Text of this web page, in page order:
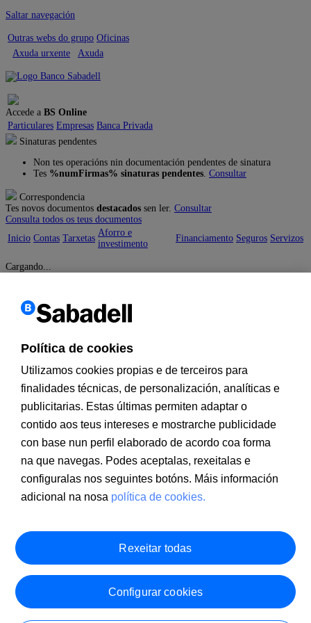
Saltar navegación
Outras webs do grupo Oficinas
Axuda urxente
Axuda
Accede a BS Online
Particulares Empresas Banca Privada
Sinaturas pendentes
Non tes operacións nin documentación pendentes de sinatura
Tes %numFirmas% sinaturas pendentes. Consultar
Correspondencia
Tes novos documentos destacados sen ler. Consultar
Consulta todos os teus documentos
Inicio Contas Tarxetas
Aforro e
investimento
Financiamento Seguros Servizos
Cargando...
Inicio
Posición global
Saldo e movementos
Transferencias
Ficheiros
Pagamento impostos estatais (AEAT)
Correspondencia
Xestión Discrecional de Carteiras
Ver todas as operativas
Brexit - Transferencias destino Reino Unido
Con data 1 de xaneiro de 2021 o Reino Unido pasa a ser considerado un
país alleo ao Espazo Económico Europeo. As transferencias con destino a
entidades financeiras do Reino Unido deberán conter o nome correcto do
cliente beneficiario, co fin de evitar o seu rexeitamento.
Calcule o seu
de xeito inmediato
Canal Negocios
Política de cookies
Utilizamos cookies propias e de terceiros para
finalidades técnicas, de personalización, analíticas e
publicitarias. Estas últimas permiten adaptar o
contido aos teus intereses e mostrarche publicidade
con base nun perfil elaborado de acordo coa forma
na que navegas. Podes aceptalas, rexeitalas e
configuralas nos seguintes botóns. Máis información
adicional na nosa política de cookies.
Configurar cookies
Rexeitar todas